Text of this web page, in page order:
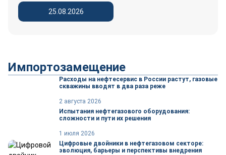
25.08.2026
Импортозамещение
Расходы на нефтесервис в России растут, газовые
скважины вводят в два раза реже
2 августа 2026
Испытания нефтегазового оборудования:
сложности и пути их решения
1 июля 2026
Цифровые двойники в нефтегазовом секторе:
эволюция, барьеры и перспективы внедрения